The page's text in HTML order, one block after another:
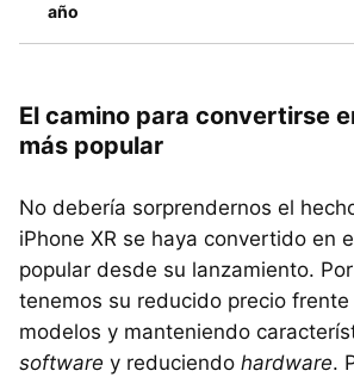
año
El camino para convertirse
más popular
No debería sorprendernos el
iPhone XR se haya convertido en
popular desde su lanzamiento.
tenemos su reducido precio
modelos y manteniendo
software y reduciendo hardware.